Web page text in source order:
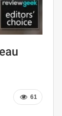
61